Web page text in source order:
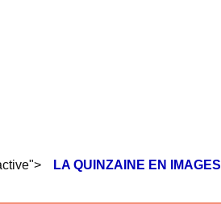
LA QUINZAINE EN IMAGES